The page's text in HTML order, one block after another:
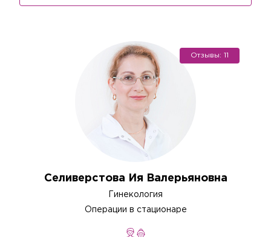
Селиверстова Ия Валерьяновна
Гинекология
Операции в стационаре
Отзывы: 11